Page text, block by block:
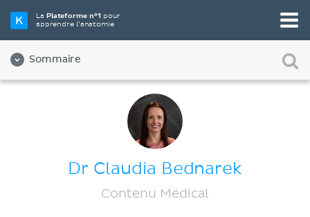
La Plateforme n°1 pour
apprendre l’anatomie
Sommaire
Dr Claudia Bednarek
Contenu Médical